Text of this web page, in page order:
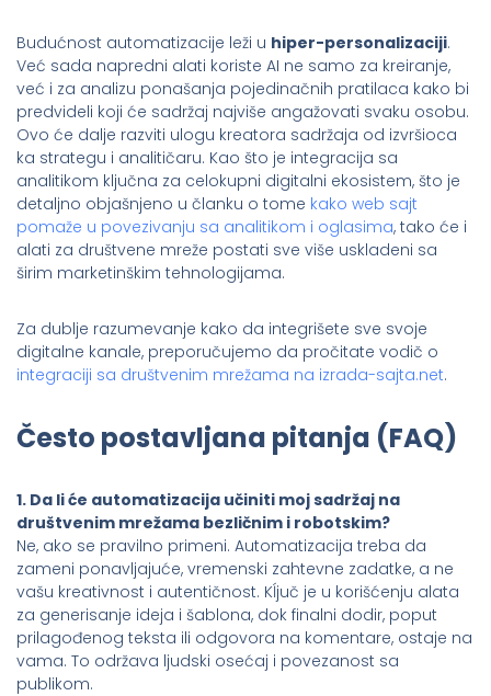
Budućnost automatizacije leži u hiper-personalizaciji.
Već sada napredni alati koriste AI ne samo za kreiranje,
već i za analizu ponašanja pojedinačnih pratilaca kako bi
predvideli koji će sadržaj najviše angažovati svaku osobu.
Ovo će dalje razviti ulogu kreatora sadržaja od izvršioca
ka strategu i analitičaru. Kao što je integracija sa
analitikom ključna za celokupni digitalni ekosistem, što je
detaljno objašnjeno u članku o tome kako web sajt
pomaže u povezivanju sa analitikom i oglasima, tako će i
alati za društvene mreže postati sve više uskladeni sa
širim marketinškim tehnologijama.
Za dublje razumevanje kako da integrišete sve svoje
digitalne kanale, preporučujemo da pročitate vodič o
integraciji sa društvenim mrežama na izrada-sajta.net.
Često postavljana pitanja (FAQ)
1. Da li će automatizacija učiniti moj sadržaj na
društvenim mrežama bezličnim i robotskim?
Ne, ako se pravilno primeni. Automatizacija treba da
zameni ponavljajuće, vremenski zahtevne zadatke, a ne
vašu kreativnost i autentičnost. Kĺjuč je u korišćenju alata
za generisanje ideja i šablona, dok finalni dodir, poput
prilagođenog teksta ili odgovora na komentare, ostaje na
vama. To održava ljudski osećaj i povezanost sa
publikom.